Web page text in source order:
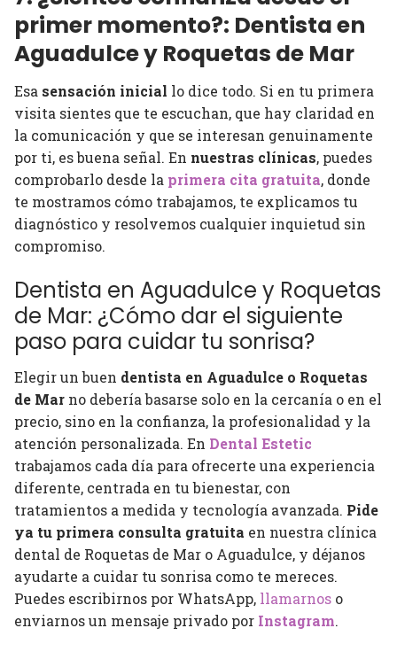
primer momento?: Dentista en
Aguadulce y Roquetas de Mar
Esa sensación inicial lo dice todo. Si en tu primera
visita sientes que te escuchan, que hay claridad en
la comunicación y que se interesan genuinamente
por ti, es buena señal. En nuestras clínicas, puedes
comprobarlo desde la primera cita gratuita, donde
te mostramos cómo trabajamos, te explicamos tu
diagnóstico y resolvemos cualquier inquietud sin
compromiso.
Dentista en Aguadulce y Roquetas
de Mar: ¿Cómo dar el siguiente
paso para cuidar tu sonrisa?
Elegir un buen dentista en Aguadulce o Roquetas
de Mar no debería basarse solo en la cercanía o en el
precio, sino en la confianza, la profesionalidad y la
atención personalizada. En Dental Estetic
trabajamos cada día para ofrecerte una experiencia
diferente, centrada en tu bienestar, con
tratamientos a medida y tecnología avanzada. Pide
ya tu primera consulta gratuita en nuestra clínica
dental de Roquetas de Mar o Aguadulce, y déjanos
ayudarte a cuidar tu sonrisa como te mereces.
Puedes escribirnos por WhatsApp, llamarnos o
enviarnos un mensaje privado por Instagram.